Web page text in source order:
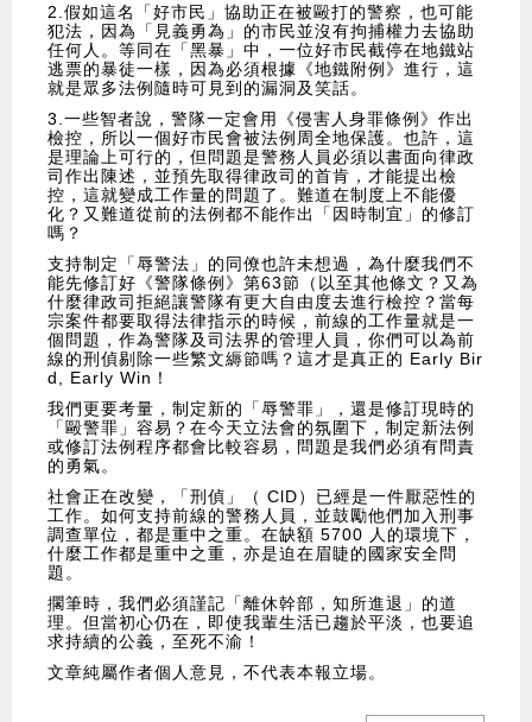
2.假如這名「好市民」協助正在被毆打的警察，也可能
犯法，因為「見義勇為」的市民並沒有拘捕權力去協助
任何人。等同在「黑暴」中，一位好市民截停在地鐵站
逃票的暴徒一樣，因為必須根據《地鐵附例》進行，這
就是眾多法例隨時可見到的漏洞及笑話。
3.一些智者說，警隊一定會用《侵害人身罪條例》作出
檢控，所以一個好市民會被法例周全地保護。也許，這
是理論上可行的，但問題是警務人員必須以書面向律政
司作出陳述，並預先取得律政司的首肯，才能提出檢
控，這就變成工作量的問題了。難道在制度上不能優
化？又難道從前的法例都不能作出「因時制宜」的修訂
嗎？
支持制定「辱警法」的同僚也許未想過，為什麼我們不
能先修訂好《警隊條例》第63節（以至其他條文？又為
什麼律政司拒絕讓警隊有更大自由度去進行檢控？當每
宗案件都要取得法律指示的時候，前線的工作量就是一
個問題，作為警隊及司法界的管理人員，你們可以為前
線的刑偵剔除一些繁文縟節嗎？這才是真正的 Early Bir
d, Early Win！
我們更要考量，制定新的「辱警罪」，還是修訂現時的
「毆警罪」容易？在今天立法會的氛圍下，制定新法例
或修訂法例程序都會比較容易，問題是我們必須有問責
的勇氣。
社會正在改變，「刑偵」（ ClD）已經是一件厭惡性的
工作。如何支持前線的警務人員，並鼓勵他們加入刑事
調查單位，都是重中之重。在缺額 5700 人的環境下，
什麼工作都是重中之重，亦是迫在眉睫的國家安全問
題。
擱筆時，我們必須謹記「離休幹部，知所進退」的道
理。但當初心仍在，即使我輩生活已趨於平淡，也要追
求持續的公義，至死不渝！
文章純屬作者個人意見，不代表本報立場。